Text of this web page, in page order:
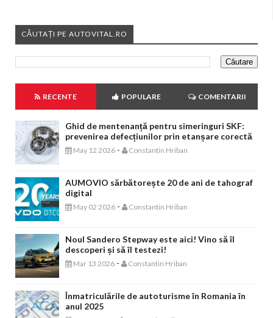
CĂUTAȚI PE AUTOVITAL.RO
RECENTE POPULARE COMENTARII
Ghid de mentenanță pentru simeringuri SKF:
prevenirea defecțiunilor prin etanșare corectă
May 12 2026 - Constantin Hriban
AUMOVIO sărbătorește 20 de ani de tahograf
digital
May 02 2026 - Constantin Hriban
Noul Sandero Stepway este aici! Vino să îl
descoperi și să îl testezi!
Mar 13 2026 - Constantin Hriban
Înmatriculările de autoturisme în Romania în
anul 2025